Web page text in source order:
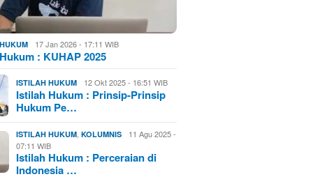
17 Jan 2026 - 17:11 WIB
: KUHAP 2025
ISTILAH HUKUM 12 Okt 2025 - 16:51 WIB
Istilah Hukum : Prinsip-Prinsip
Hukum Pe…
ISTILAH HUKUM ,KOLUMNIS
11 Agu 2025 -
07:11 WIB
Istilah Hukum : Perceraian di
Indonesia …